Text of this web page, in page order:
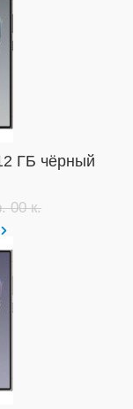
ГБ чёрный
00 к.